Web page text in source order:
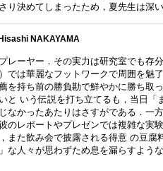
り決めてしまったため，夏先生は深
NAKAYAMA
レーヤー．その実力は研究室でも存
では華麗なフットワークで周囲を魅
を持ち前の勝負勘で鮮やかに勝ち取
と いう伝説を打ち立てるも，当日「
なかったあたりはさすがである．一
のレポートやプレゼンでは複雑な実
また飲み会で披露される得意 の豆腐
な人々が思わずため息を漏らすよう